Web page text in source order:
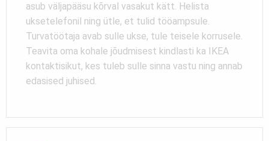
asub väljapääsu kõrval vasakut kätt. Helista
uksetelefonil ning ütle, et tulid tööampsule.
Turvatöötaja avab sulle ukse, tule teisele korrusele.
Teavita oma kohale jõudmisest kindlasti ka IKEA
kontaktisikut, kes tuleb sulle sinna vastu ning annab
edasised juhised.